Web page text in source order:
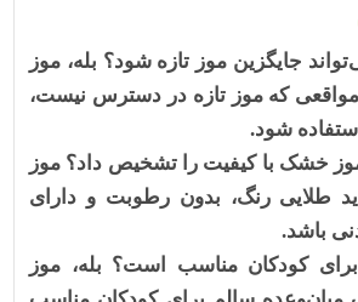
جایگزین موز تازه شود؟ بله، موز
که موز تازه در دسترس نیست،
شود.
خشک با کیفیت را تشخیص داد؟ موز
طلایی رنگ، بدون رطوبت و دارای
باشد.
کودکان مناسب است؟ بله، موز